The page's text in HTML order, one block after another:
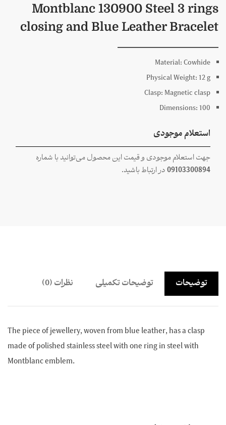
Montblanc 130900 Steel 3 rings
closing and Blue Leather Bracelet
Material:Cowhide
Physical Weight:12g
Clasp: Magnetic clasp
Dimensions:100
استعلام موجودی
جهت استعلام موجودی و قیمت این محصول می‌توانید با شماره
09103300894در ارتباط باشید.
توضیحات توضیحات تکمیلی نظرات (0)
The piece of jewellery, woven from blue leather, has a clasp
made of polished stainless steel with one ring in steel with
Montblanc emblem.